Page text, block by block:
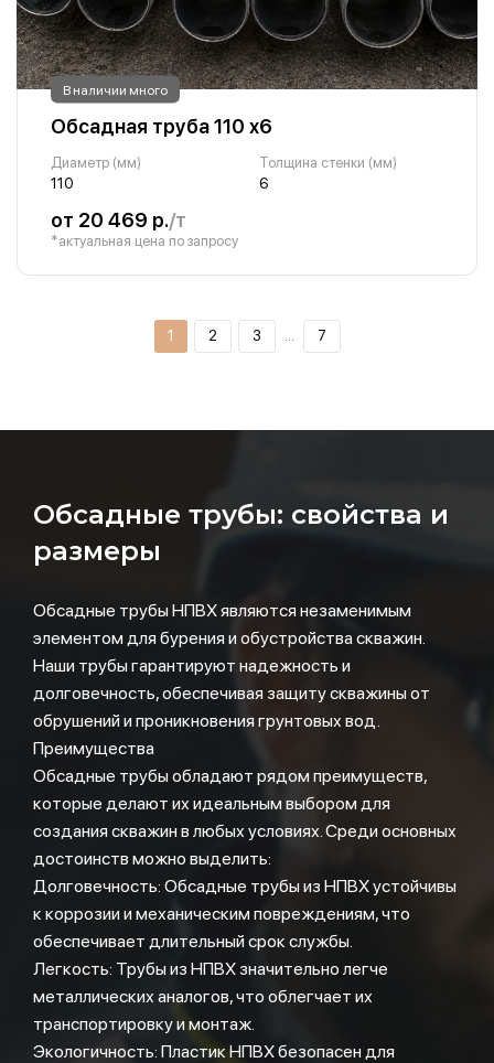
В наличии много
Обсадная труба 110 х6
Диаметр (мм)
110
Толщина стенки (мм)
6
от 20 469 р./т
*актуальная цена по запросу
1 2 3 … 7
Обсадные трубы: свойства и
размеры
Обсадные трубы НПВХ являются незаменимым
элементом для бурения и обустройства скважин.
Наши трубы гарантируют надежность и
долговечность, обеспечивая защиту скважины от
обрушений и проникновения грунтовых вод.
Преимущества
Обсадные трубы обладают рядом преимуществ,
которые делают их идеальным выбором для
создания скважин в любых условиях. Среди основных
достоинств можно выделить:
Долговечность: Обсадные трубы из НПВХ устойчивы
к коррозии и механическим повреждениям, что
обеспечивает длительный срок службы.
Легкость: Трубы из НПВХ значительно легче
металлических аналогов, что облегчает их
транспортировку и монтаж.
Экологичность: Пластик НПВХ безопасен для